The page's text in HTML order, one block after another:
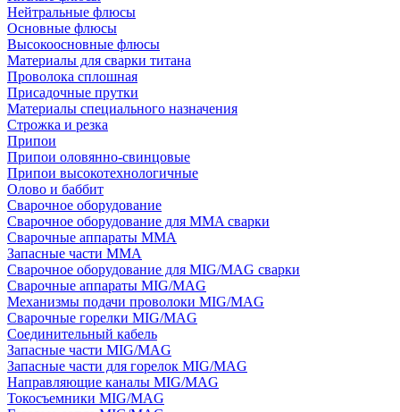
Нейтральные флюсы
Основные флюсы
Высокоосновные флюсы
Материалы для сварки титана
Проволока сплошная
Присадочные прутки
Материалы специального назначения
Строжка и резка
Припои
Припои оловянно-свинцовые
Припои высокотехнологичные
Олово и баббит
Сварочное оборудование
Сварочное оборудование для MMA сварки
Сварочные аппараты MMA
Запасные части MMA
Сварочное оборудование для MIG/MAG сварки
Сварочные аппараты MIG/MAG
Механизмы подачи проволоки MIG/MAG
Сварочные горелки MIG/MAG
Соединительный кабель
Запасные части MIG/MAG
Запасные части для горелок MIG/MAG
Направляющие каналы MIG/MAG
Токосъемники MIG/MAG